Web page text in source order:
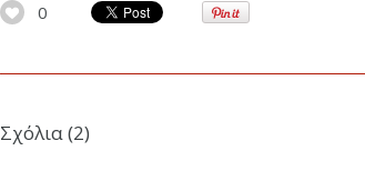
0
Σχόλια (2)